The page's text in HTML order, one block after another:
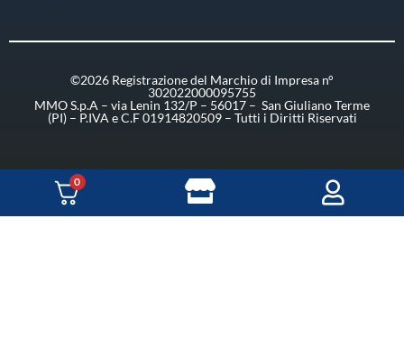
©2026 Registrazione del Marchio di Impresa n°
302022000095755
MMO S.p.A – via Lenin 132/P – 56017 – San Giuliano Terme
(PI) – P.IVA e C.F 01914820509 – Tutti i Diritti Riservati
0